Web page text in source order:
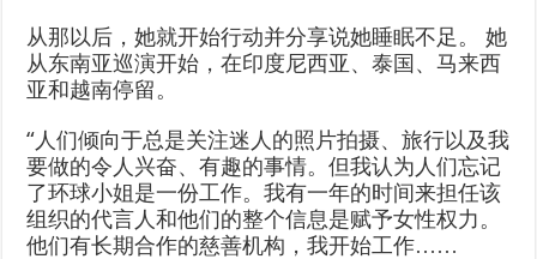
从那以后，她就开始行动并分享说她睡眠不足。 她
从东南亚巡演开始，在印度尼西亚、泰国、马来西
亚和越南停留。
“人们倾向于总是关注迷人的照片拍摄、旅行以及我
要做的令人兴奋、有趣的事情。但我认为人们忘记
了环球小姐是一份工作。我有一年的时间来担任该
组织的代言人和他们的整个信息是赋予女性权力。
他们有长期合作的慈善机构，我开始工作……